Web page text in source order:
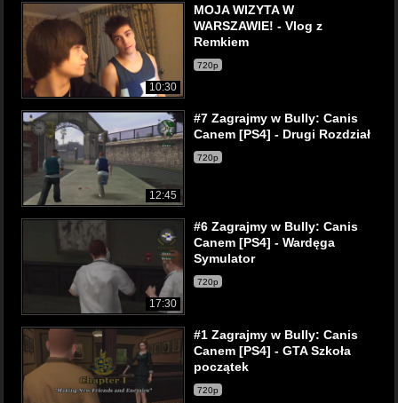
10:30
MOJA WIZYTA W
WARSZAWIE! - Vlog z
Remkiem
720p
12:45
#7 Zagrajmy w Bully: Canis
Canem [PS4] - Drugi Rozdział
720p
17:30
#6 Zagrajmy w Bully: Canis
Canem [PS4] - Wardęga
Symulator
720p
#1 Zagrajmy w Bully: Canis
Canem [PS4] - GTA Szkoła
początek
720p